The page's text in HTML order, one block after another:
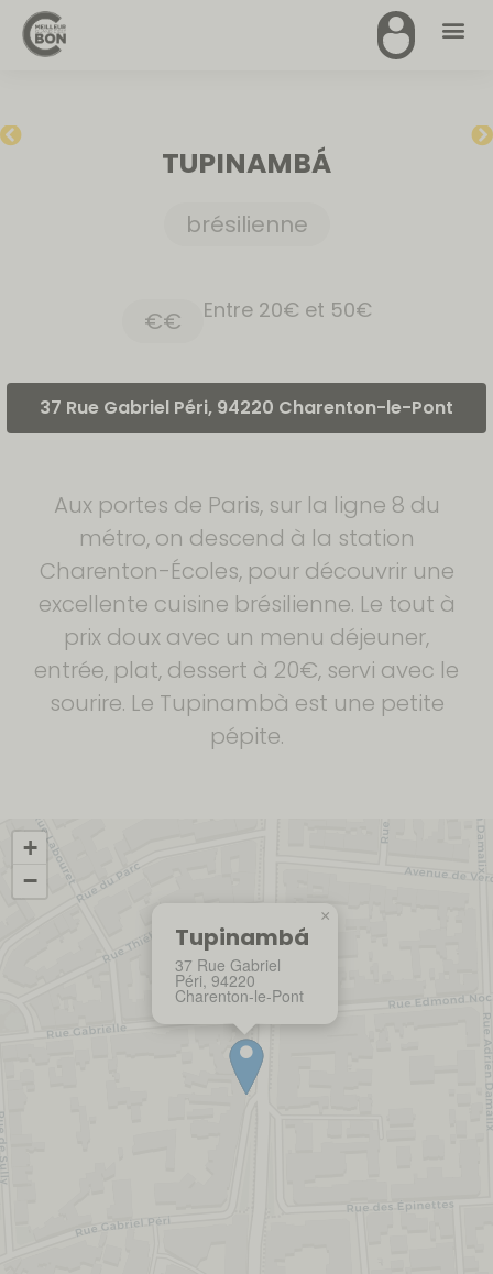
TUPINAMBÁ
brésilienne
€€ Entre 20€ et 50€
37 Rue Gabriel Péri, 94220 Charenton-le-Pont
Aux portes de Paris, sur la ligne 8 du
métro, on descend à la station
Charenton-Écoles, pour découvrir une
excellente cuisine brésilienne. Le tout à
prix doux avec un menu déjeuner,
entrée, plat, dessert à 20€, servi avec le
sourire. Le Tupinambà est une petite
pépite.
Tupinambá
37 Rue Gabriel
Péri, 94220
Charenton-le-Pont
×
+
−